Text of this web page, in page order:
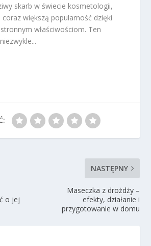
skarb w świecie kosmetologii,
większą popularność dzięki
właściwościom. Ten
o jej
NASTĘPNY
Maseczka z drożdży –
efekty, działanie i
przygotowanie w domu